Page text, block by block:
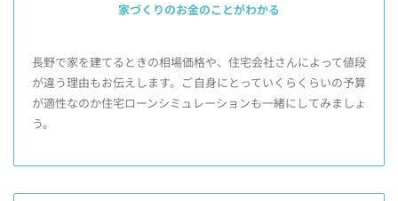
家づくりのお金のことがわかる
長野で家を建てるときの相場価格や、住宅会社さんによって値段
が違う理由もお伝えします。ご自身にとっていくらくらいの予算
が適性なのか住宅ローンシミュレーションも一緒にしてみましょ
う。